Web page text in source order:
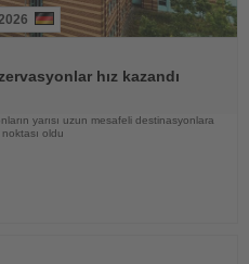
hız kazandı
yarısı uzun mesafeli destinasyonlara
oldu